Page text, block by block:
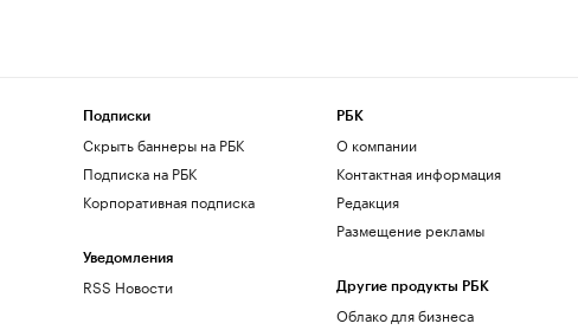
Подписки
Скрыть баннеры на РБК
Подписка на РБК
Корпоративная подписка
Уведомления
RSS Новости
РБК
О компании
Контактная информация
Редакция
Размещение рекламы
Другие продукты РБК
Облако для бизнеса